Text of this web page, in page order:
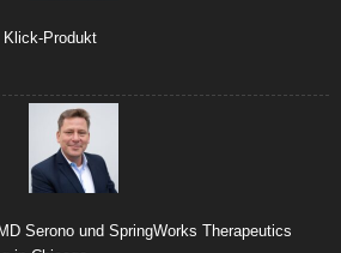
Produkt
Serono und SpringWorks Therapeutics